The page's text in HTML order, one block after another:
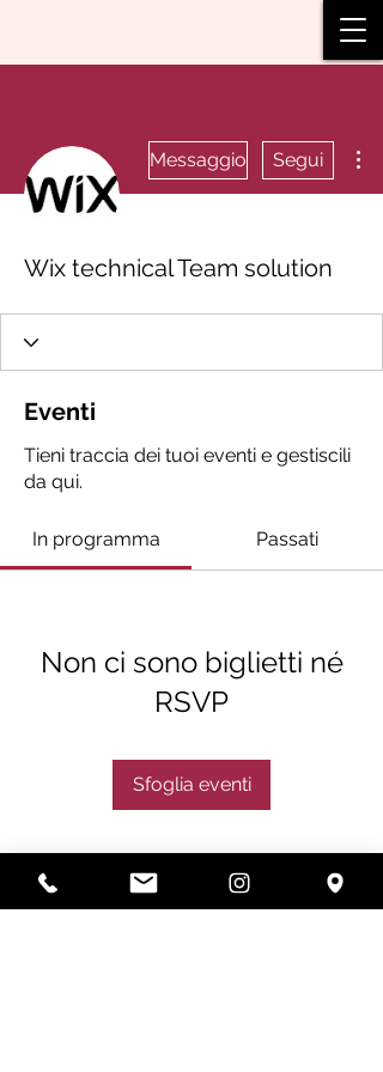
Messaggio Segui
Wix technical Team solution
Eventi
Tieni traccia dei tuoi eventi e gestiscili
da qui.
In programma Passati
Non ci sono biglietti né
RSVP
Sfoglia eventi
Subscribe